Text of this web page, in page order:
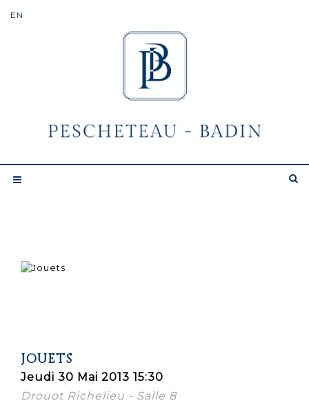
JOUETS
Jeudi 30 Mai 2013 15:30
Drouot Richelieu - Salle 8